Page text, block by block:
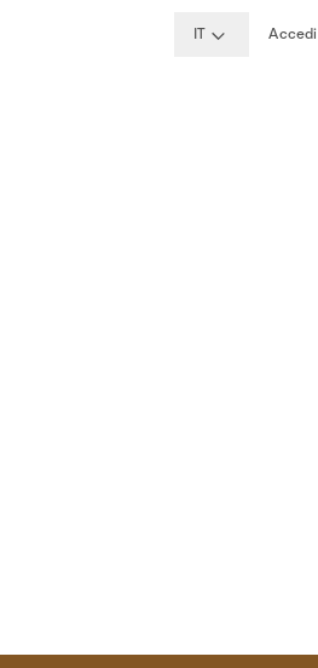
IT Accedi